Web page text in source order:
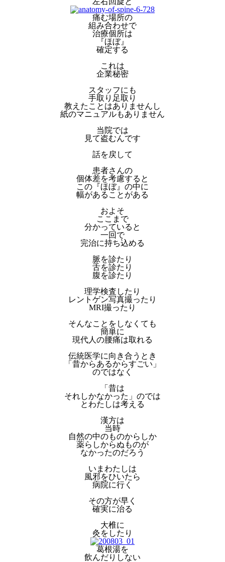
痛む場所の
組み合わせで
治療個所は
『ほぼ』
確定する
これは
企業秘密
スタッフにも
手取り足取り
教えたことはありませんし
紙のマニュアルもありません
当院では
見て盗むんです
話を戻して
患者さんの
個体差を考慮すると
この『ほぼ』の中に
幅があることがある
およそ
ここまで
分かっていると
一回で
完治に持ち込める
脈を診たり
舌を診たり
腹を診たり
理学検査したり
レントゲン写真撮ったり
MRI撮ったり
そんなことをしなくても
簡単に
現代人の腰痛は取れる
伝統医学に向き合うとき
「昔からあるからすごい」
のではなく
「昔は
それしかなかった」のでは
とわたしは考える
漢方は
当時
自然の中のものからしか
薬らしからぬものが
なかったのだろう
いまわたしは
風邪をひいたら
病院に行く
その方が早く
確実に治る
大椎に
灸をしたり
葛根湯を
飲んだりしない